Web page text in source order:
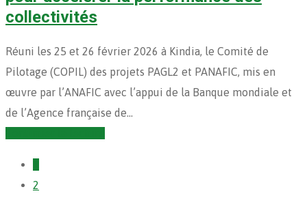
collectivités
Réuni les 25 et 26 février 2026 à Kindia, le Comité de
Pilotage (COPIL) des projets PAGL2 et PANAFIC, mis en
œuvre par l’ANAFIC avec l’appui de la Banque mondiale et
de l’Agence française de…
2